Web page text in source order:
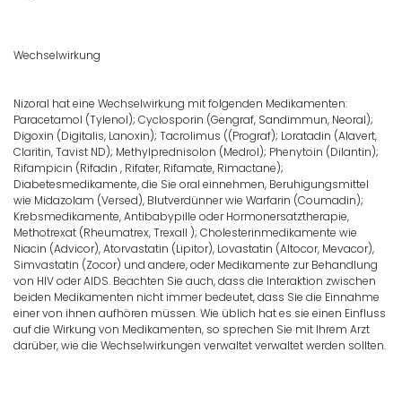
Wechselwirkung
Nizoral hat eine Wechselwirkung mit folgenden Medikamenten:
Paracetamol (Tylenol); Cyclosporin (Gengraf, Sandimmun, Neoral);
Digoxin (Digitalis, Lanoxin); Tacrolimus ((Prograf); Loratadin (Alavert,
Claritin, Tavist ND); Methylprednisolon (Medrol); Phenytoin (Dilantin);
Rifampicin (Rifadin , Rifater, Rifamate, Rimactane);
Diabetesmedikamente, die Sie oral einnehmen, Beruhigungsmittel
wie Midazolam (Versed), Blutverdünner wie Warfarin (Coumadin);
Krebsmedikamente, Antibabypille oder Hormonersatztherapie,
Methotrexat (Rheumatrex, Trexall ); Cholesterinmedikamente wie
Niacin (Advicor), Atorvastatin (Lipitor), Lovastatin (Altocor, Mevacor),
Simvastatin (Zocor) und andere, oder Medikamente zur Behandlung
von HIV oder AIDS. Beachten Sie auch, dass die Interaktion zwischen
beiden Medikamenten nicht immer bedeutet, dass Sie die Einnahme
einer von ihnen aufhören müssen. Wie üblich hat es sie einen Einfluss
auf die Wirkung von Medikamenten, so sprechen Sie mit Ihrem Arzt
darüber, wie die Wechselwirkungen verwaltet verwaltet werden sollten.